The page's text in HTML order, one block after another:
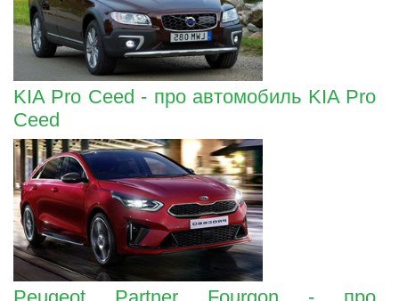
KIA Pro Ceed - про автомобиль KIA Pro
Ceed